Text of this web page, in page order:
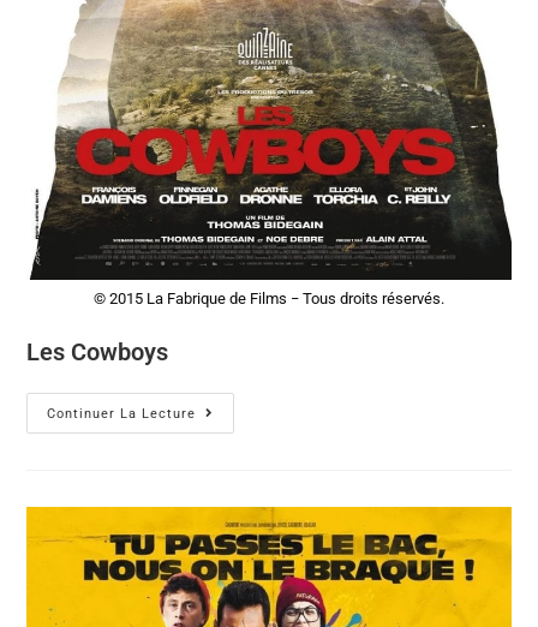
© 2015 La Fabrique de Films − Tous droits réservés.
Les Cowboys
Continuer La Lecture